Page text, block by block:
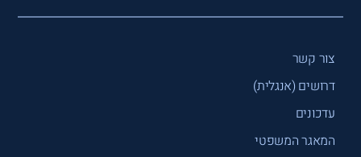
צור קשר
דרושים (אנגלית)
עדכונים
המאגר המשפטי